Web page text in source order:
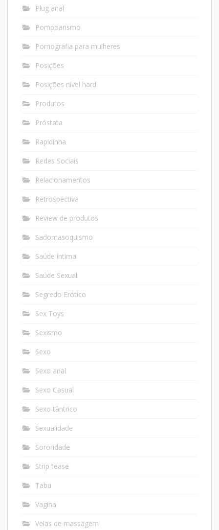
Plug anal
Pompoarismo
Pornografia para mulheres
Posições
Posições nível hard
Produtos
Próstata
Rapidinha
Redes Sociais
Relacionamentos
Retrospectiva
Review de produtos
Sadomasoquismo
Saúde íntima
Saúde Sexual
Segredo Erótico
Sex Toys
Sexismo
Sexo
Sexo anal
Sexo Casual
Sexo tântrico
Sexualidade
Sororidade
Strip tease
Tabu
Vagina
Velas de massagem